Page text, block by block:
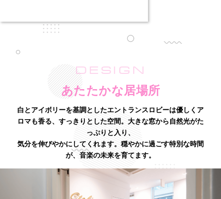
DESIGN
あたたかな居場所
白とアイボリーを基調としたエントランスロビーは優しくア
ロマも香る、すっきりとした空間。 大きな窓から自然光がた
っぷりと入り、
気分を伸びやかにしてくれます。 穏やかに過ごす特別な時間
が、音楽の未来を育てます。